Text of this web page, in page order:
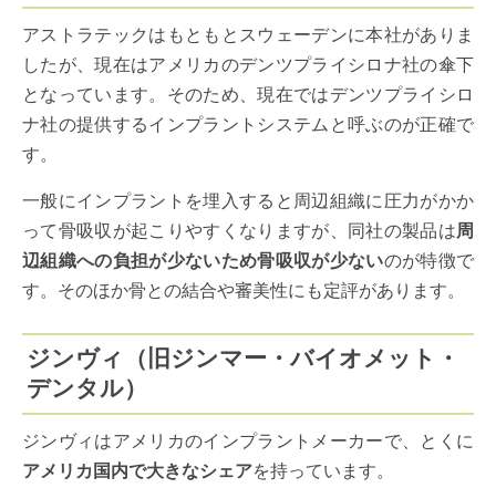
アストラテックはもともとスウェーデンに本社がありま
したが、現在はアメリカのデンツプライシロナ社の傘下
となっています。そのため、現在ではデンツプライシロ
ナ社の提供するインプラントシステムと呼ぶのが正確で
す。
一般にインプラントを埋入すると周辺組織に圧力がかか
って骨吸収が起こりやすくなりますが、同社の製品は周
辺組織への負担が少ないため骨吸収が少ないのが特徴で
す。そのほか骨との結合や審美性にも定評があります。
ジンヴィ（旧ジンマー・バイオメット・
デンタル）
ジンヴィはアメリカのインプラントメーカーで、とくに
アメリカ国内で大きなシェアを持っています。